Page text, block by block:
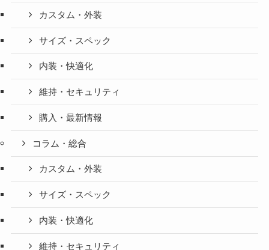
カスタム・外装
サイズ・スペック
内装・快適化
維持・セキュリティ
購入・最新情報
コラム・総合
カスタム・外装
サイズ・スペック
内装・快適化
維持・セキュリティ